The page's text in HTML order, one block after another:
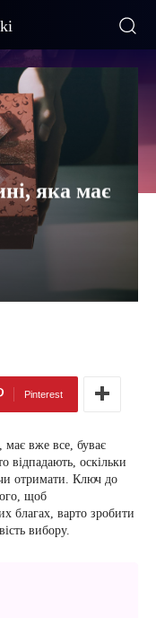
яка має
Pinterest
має вже все, буває
відпадають, оскільки
отримати. Ключ до
щоб
благах, варто зробити
вибору.